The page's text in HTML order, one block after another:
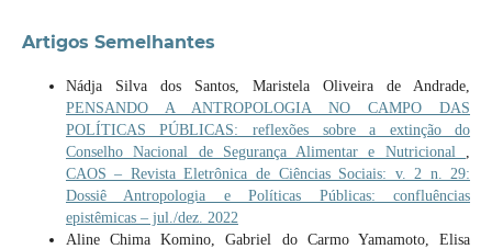
Artigos Semelhantes
Nádja Silva dos Santos, Maristela Oliveira de Andrade,
PENSANDO A ANTROPOLOGIA NO CAMPO DAS
POLÍTICAS PÚBLICAS: reflexões sobre a extinção do
Conselho Nacional de Segurança Alimentar e Nutricional
CAOS – Revista Eletrônica de Ciências Sociais: v. 2 n. 29:
Dossiê Antropologia e Políticas Públicas: confluências
epistêmicas – jul./dez. 2022
Aline Chima Komino, Gabriel do Carmo Yamamoto, Elisa